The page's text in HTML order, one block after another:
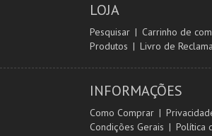
LOJA
Pesquisar Carrinho de
Produtos
Livro de
INFORMAÇÕES
Como Comprar
Condições Gerais
Política